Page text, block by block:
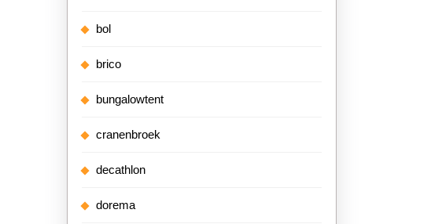
bol
brico
bungalowtent
cranenbroek
decathlon
dorema